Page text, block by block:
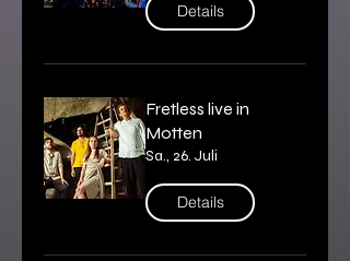
Details
Fretless live in
Motten
Sa., 26. Juli
Details